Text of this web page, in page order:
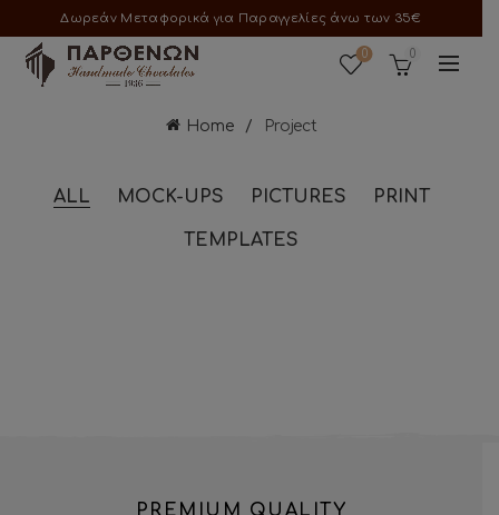
Δωρεάν Μεταφορικά για Παραγγελίες άνω των 35€
0 0
Home Project
ALL MOCK-UPS PICTURES PRINT
TEMPLATES
PREMIUM QUALITY